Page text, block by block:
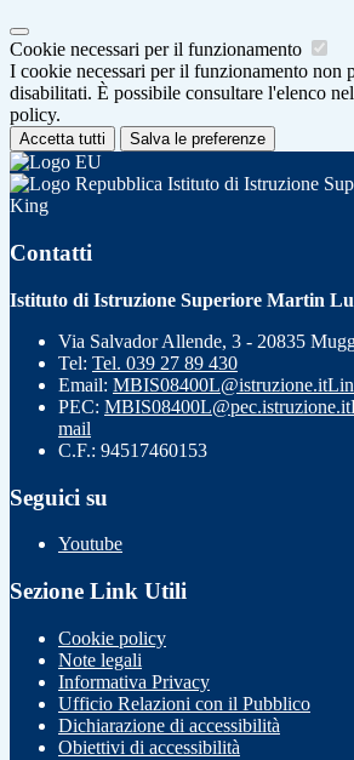
Cookie necessari per il funzionamento
I cookie necessari per il funzionamento non
disabilitati. È possibile consultare l'elenco
policy.
Accetta tutti Salva le preferenze
Istituto di Istruzione
King
Contatti
Istituto di Istruzione Superiore Martin
Via Salvador Allende, 3 - 20835
Tel: Tel. 039 27 89 430
Email: MBIS08400L@istruzione.it
PEC: MBIS08400L@pec.istruzione.it
mail
C.F.: 94517460153
Seguici su
Youtube
Sezione Link Utili
Cookie policy
Note legali
Informativa Privacy
Ufficio Relazioni con il Pubblico
Dichiarazione di accessibilità
Obiettivi di accessibilità